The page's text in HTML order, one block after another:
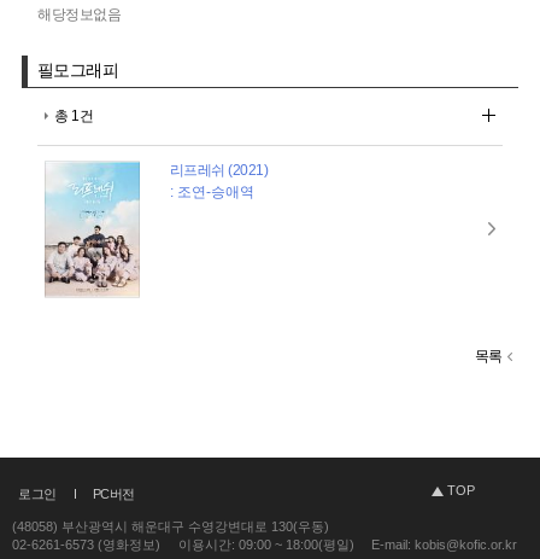
해당정보없음
필모그래피
총 1건
리프레쉬 (2021)
: 조연-승애역
목록
로그인 PC버전 TOP
(48058) 부산광역시 해운대구 수영강변대로 130(우동)
02-6261-6573 (영화정보)
이용시간: 09:00 ~ 18:00(평일) E-mail: kobis@kofic.or.kr